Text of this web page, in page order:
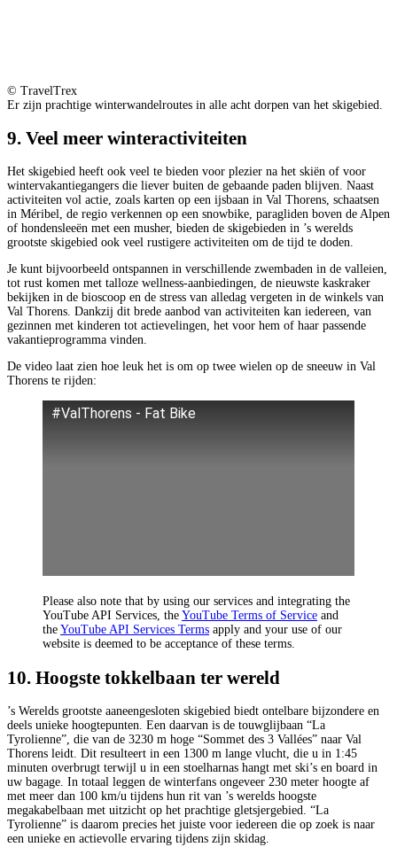
© TravelTrex
Er zijn prachtige winterwandelroutes in alle acht dorpen van het skigebied.
9. Veel meer winteractiviteiten
Het skigebied heeft ook veel te bieden voor plezier na het skiën of voor
wintervakantiegangers die liever buiten de gebaande paden blijven. Naast
activiteiten vol actie, zoals karten op een ijsbaan in Val Thorens, schaatsen
in Méribel, de regio verkennen op een snowbike, paragliden boven de Alpen
of hondensleeën met een musher, bieden de skigebieden in ’s werelds
grootste skigebied ook veel rustigere activiteiten om de tijd te doden.
Je kunt bijvoorbeeld ontspannen in verschillende zwembaden in de valleien,
tot rust komen met talloze wellness-aanbiedingen, de nieuwste kaskraker
bekijken in de bioscoop en de stress van alledag vergeten in de winkels van
Val Thorens. Dankzij dit brede aanbod van activiteiten kan iedereen, van
gezinnen met kinderen tot actievelingen, het voor hem of haar passende
vakantieprogramma vinden.
De video laat zien hoe leuk het is om op twee wielen op de sneeuw in Val
Thorens te rijden:
#ValThorens - Fat Bike
Please also note that by using our services and integrating the
YouTube API Services, the YouTube Terms of Service and
the YouTube API Services Terms apply and your use of our
website is deemed to be acceptance of these terms.
10. Hoogste tokkelbaan ter wereld
’s Werelds grootste aaneengesloten skigebied biedt ontelbare bijzondere en
deels unieke hoogtepunten. Een daarvan is de touwglijbaan “La
Tyrolienne”, die van de 3230 m hoge “Sommet des 3 Vallées” naar Val
Thorens leidt. Dit resulteert in een 1300 m lange vlucht, die u in 1:45
minuten overbrugt terwijl u in een stoelharnas hangt met ski’s en board in
uw bagage. In totaal leggen de winterfans ongeveer 230 meter hoogte af
met meer dan 100 km/u tijdens hun rit van ’s werelds hoogste
megakabelbaan met uitzicht op het prachtige gletsjergebied. “La
Tyrolienne” is daarom precies het juiste voor iedereen die op zoek is naar
een unieke en actievolle ervaring tijdens zijn skidag.